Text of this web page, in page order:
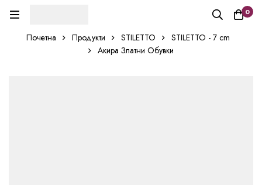
0
Почетна Продукти STILETTO
STILETTO - 7 cm
Акира Златни Обувки